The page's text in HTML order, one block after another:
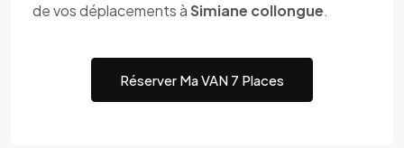
de vos déplacements àSimiane collongue.
Réserver Ma VAN 7 Places